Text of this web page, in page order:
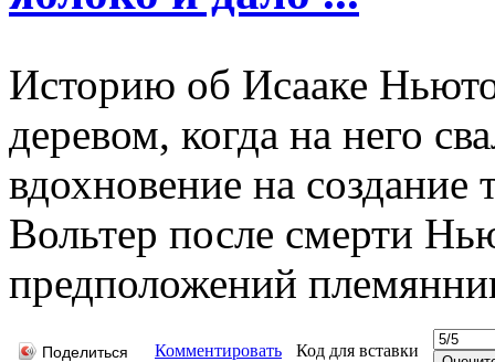
Историю об Исааке
деревом, когда на него
вдохновение на создание
Вольтер после смерти
предположений
Поделиться Комментировать Код для вставки